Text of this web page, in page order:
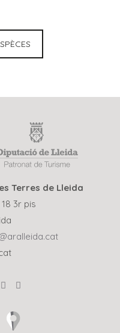
Terres de Lleida
3r pis